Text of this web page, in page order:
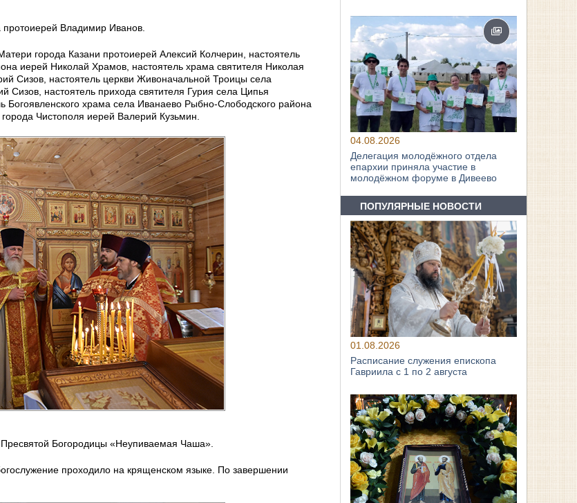
Владимир Иванов.
города Казани протоиерей Алексий Колчерин, настоятель
иерей Николай Храмов, настоятель храма святителя Николая
Сизов, настоятель церкви Живоначальной Троицы села
настоятель прихода святителя Гурия села Ципья
Богоявленского храма села Иванаево Рыбно-Слободского района
Чистополя иерей Валерий Кузьмин.
Богородицы «Неупиваемая Чаша».
проходило на крященском языке. По завершении
04.08.2026
Делегация молодёжного отдела
епархии приняла участие в
молодёжном форуме в Дивеево
ПОПУЛЯРНЫЕ НОВОСТИ
01.08.2026
Расписание служения епископа
Гавриила с 1 по 2 августа